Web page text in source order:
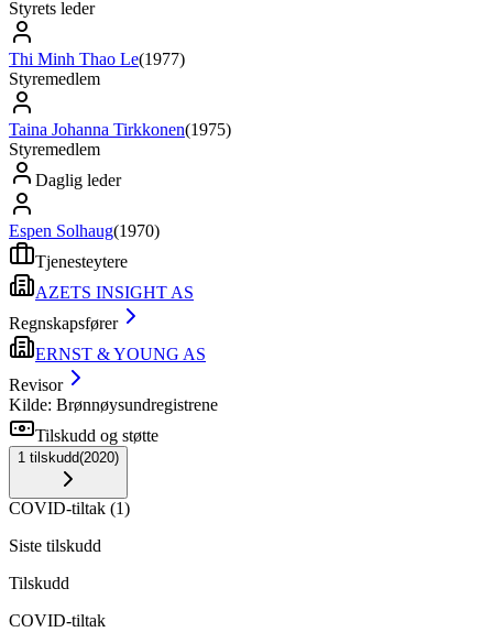
Styrets leder
Thi Minh Thao Le(1977)
Styremedlem
Taina Johanna Tirkkonen(1975)
Styremedlem
Daglig leder
Espen Solhaug(1970)
Tjenesteytere
AZETS INSIGHT AS
Regnskapsfører
ERNST & YOUNG AS
Revisor
Kilde: Brønnøysundregistrene
Tilskudd og støtte
1 tilskudd(2020)
COVID-tiltak (1)
Siste tilskudd
Tilskudd
COVID-tiltak